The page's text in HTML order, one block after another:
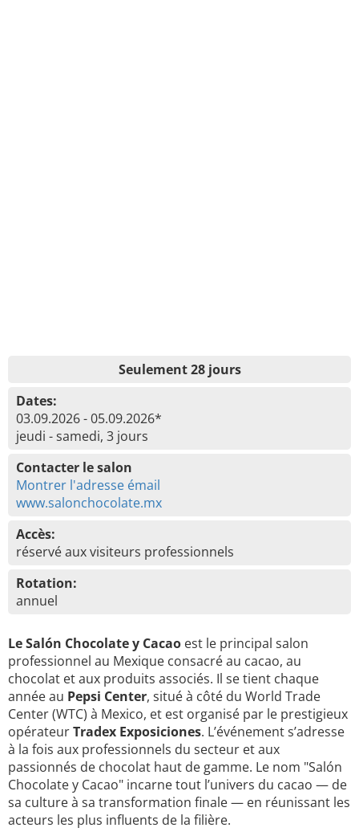
Seulement 28 jours
Dates:
03.09.2026 - 05.09.2026*
jeudi - samedi, 3 jours
Contacter le salon
Montrer l'adresse émail
www.salonchocolate.mx
Accès:
réservé aux visiteurs professionnels
Rotation:
annuel
Le Salón Chocolate y Cacao est le principal salon
professionnel au Mexique consacré au cacao, au
chocolat et aux produits associés. Il se tient chaque
année au Pepsi Center, situé à côté du World Trade
Center (WTC) à Mexico, et est organisé par le prestigieux
opérateurTradex Exposiciones. L’événement s’adresse
à la fois aux professionnels du secteur et aux
passionnés de chocolat haut de gamme. Le nom "Salón
Chocolate y Cacao" incarne tout l’univers du cacao — de
sa culture à sa transformation finale — en réunissant les
acteurs les plus influents de la filière.